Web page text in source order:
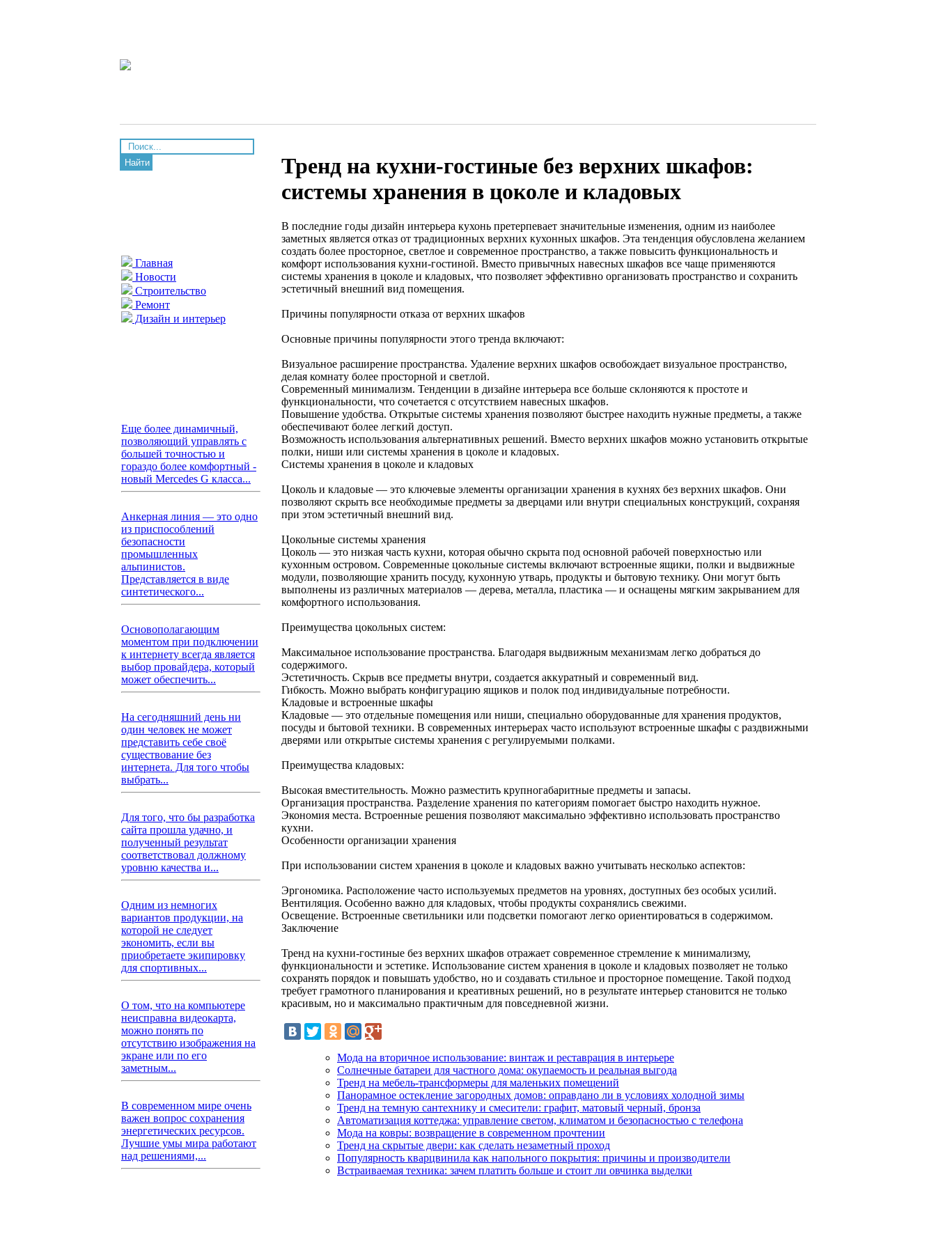
Найти
Главная
Новости
Строительство
Ремонт
Дизайн и интерьер
Еще более динамичный,
позволяющий управлять с
большей точностью и
гораздо более комфортный -
новый Mercedes G класса...
Анкерная линия — это одно
из приспособлений
безопасности
промышленных
альпинистов.
Представляется в виде
синтетического...
Основополагающим
моментом при подключении
к интернету всегда является
выбор провайдера, который
может обеспечить...
На сегодняшний день ни
один человек не может
представить себе своё
существование без
интернета. Для того чтобы
выбрать...
Для того, что бы разработка
сайта прошла удачно, и
полученный результат
соответствовал должному
уровню качества и...
Одним из немногих
вариантов продукции, на
которой не следует
экономить, если вы
приобретаете экипировку
для спортивных...
О том, что на компьютере
неисправна видеокарта,
можно понять по
отсутствию изображения на
экране или по его
заметным...
В современном мире очень
важен вопрос сохранения
энергетических ресурсов.
Лучшие умы мира работают
над решениями,...
Тренд на кухни-гостиные без верхних шкафов:
системы хранения в цоколе и кладовых
В последние годы дизайн интерьера кухонь претерпевает значительные изменения, одним из наиболее
заметных является отказ от традиционных верхних кухонных шкафов. Эта тенденция обусловлена желанием
создать более просторное, светлое и современное пространство, а также повысить функциональность и
комфорт использования кухни-гостиной. Вместо привычных навесных шкафов все чаще применяются
системы хранения в цоколе и кладовых, что позволяет эффективно организовать пространство и сохранить
эстетичный внешний вид помещения.
Причины популярности отказа от верхних шкафов
Основные причины популярности этого тренда включают:
Визуальное расширение пространства. Удаление верхних шкафов освобождает визуальное пространство,
делая комнату более просторной и светлой.
Современный минимализм. Тенденции в дизайне интерьера все больше склоняются к простоте и
функциональности, что сочетается с отсутствием навесных шкафов.
Повышение удобства. Открытые системы хранения позволяют быстрее находить нужные предметы, а также
обеспечивают более легкий доступ.
Возможность использования альтернативных решений. Вместо верхних шкафов можно установить открытые
полки, ниши или системы хранения в цоколе и кладовых.
Системы хранения в цоколе и кладовых
Цоколь и кладовые — это ключевые элементы организации хранения в кухнях без верхних шкафов. Они
позволяют скрыть все необходимые предметы за дверцами или внутри специальных конструкций, сохраняя
при этом эстетичный внешний вид.
Цокольные системы хранения
Цоколь — это низкая часть кухни, которая обычно скрыта под основной рабочей поверхностью или
кухонным островом. Современные цокольные системы включают встроенные ящики, полки и выдвижные
модули, позволяющие хранить посуду, кухонную утварь, продукты и бытовую технику. Они могут быть
выполнены из различных материалов — дерева, металла, пластика — и оснащены мягким закрыванием для
комфортного использования.
Преимущества цокольных систем:
Максимальное использование пространства. Благодаря выдвижным механизмам легко добраться до
содержимого.
Эстетичность. Скрыв все предметы внутри, создается аккуратный и современный вид.
Гибкость. Можно выбрать конфигурацию ящиков и полок под индивидуальные потребности.
Кладовые и встроенные шкафы
Кладовые — это отдельные помещения или ниши, специально оборудованные для хранения продуктов,
посуды и бытовой техники. В современных интерьерах часто используют встроенные шкафы с раздвижными
дверями или открытые системы хранения с регулируемыми полками.
Преимущества кладовых:
Высокая вместительность. Можно разместить крупногабаритные предметы и запасы.
Организация пространства. Разделение хранения по категориям помогает быстро находить нужное.
Экономия места. Встроенные решения позволяют максимально эффективно использовать пространство
кухни.
Особенности организации хранения
При использовании систем хранения в цоколе и кладовых важно учитывать несколько аспектов:
Эргономика. Расположение часто используемых предметов на уровнях, доступных без особых усилий.
Вентиляция. Особенно важно для кладовых, чтобы продукты сохранялись свежими.
Освещение. Встроенные светильники или подсветки помогают легко ориентироваться в содержимом.
Заключение
Тренд на кухни-гостиные без верхних шкафов отражает современное стремление к минимализму,
функциональности и эстетике. Использование систем хранения в цоколе и кладовых позволяет не только
сохранять порядок и повышать удобство, но и создавать стильное и просторное помещение. Такой подход
требует грамотного планирования и креативных решений, но в результате интерьер становится не только
красивым, но и максимально практичным для повседневной жизни.
Мода на вторичное использование: винтаж и реставрация в интерьере
Солнечные батареи для частного дома: окупаемость и реальная выгода
Тренд на мебель-трансформеры для маленьких помещений
Панорамное остекление загородных домов: оправдано ли в условиях холодной зимы
Тренд на темную сантехнику и смесители: графит, матовый черный, бронза
Автоматизация коттеджа: управление светом, климатом и безопасностью с телефона
Мода на ковры: возвращение в современном прочтении
Тренд на скрытые двери: как сделать незаметный проход
Популярность кварцвинила как напольного покрытия: причины и производители
Встраиваемая техника: зачем платить больше и стоит ли овчинка выделки